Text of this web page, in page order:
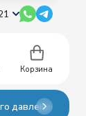
Корзина
давления